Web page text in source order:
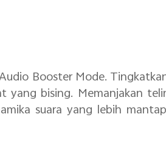
Booster Mode.
bising. Memanjakan
suara yang lebih